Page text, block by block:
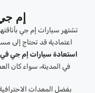
إم
تشتهر سيارات إم جي
اعتمادية قد تحتاج إلى
استعادة سيارات إم جي
في المدينة، سواء كان
بفضل المعدات